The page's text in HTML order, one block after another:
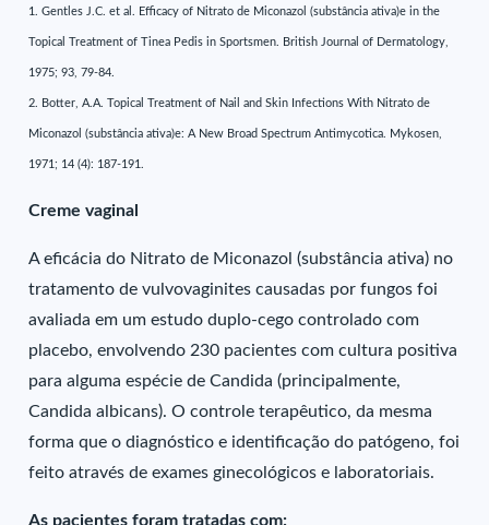
1. Gentles J.C. et al. Efficacy of Nitrato de Miconazol (substância ativa)e in the
Topical Treatment of Tinea Pedis in Sportsmen. British Journal of Dermatology,
1975; 93, 79-84.
2. Botter, A.A. Topical Treatment of Nail and Skin Infections With Nitrato de
Miconazol (substância ativa)e: A New Broad Spectrum Antimycotica. Mykosen,
1971; 14 (4): 187-191.
Creme vaginal
A eficácia do Nitrato de Miconazol (substância ativa) no
tratamento de vulvovaginites causadas por fungos foi
avaliada em um estudo duplo-cego controlado com
placebo, envolvendo 230 pacientes com cultura positiva
para alguma espécie de Candida (principalmente,
Candida albicans). O controle terapêutico, da mesma
forma que o diagnóstico e identificação do patógeno, foi
feito através de exames ginecológicos e laboratoriais.
As pacientes foram tratadas com: